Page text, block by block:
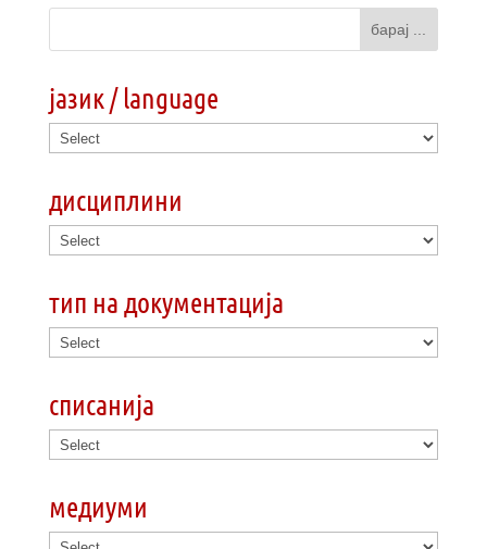
јазик / language
дисциплини
тип на документација
списанија
медиуми